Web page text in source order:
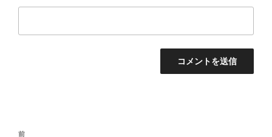
投
前
前